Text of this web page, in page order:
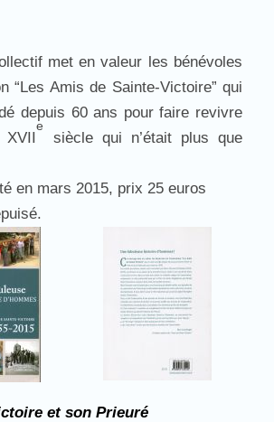
met en valeur les bénévoles
“Les Amis de Sainte-Victoire” qui
depuis 60 ans pour faire revivre
XVII
e
siècle qui n’était plus que
en mars 2015, prix 25 euros
et son Prieuré